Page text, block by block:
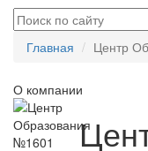
Главная Центр
О компании